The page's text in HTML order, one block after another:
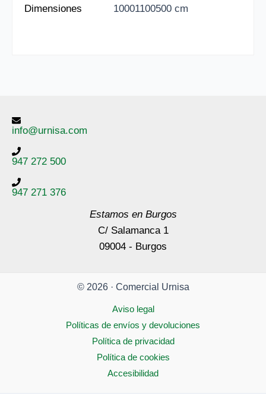
Dimensiones 10001100500 cm
info@urnisa.com
947 272 500
947 271 376
Estamos en Burgos
C/ Salamanca 1
09004 - Burgos
© 2026 · Comercial Urnisa
Aviso legal
Políticas de envíos y devoluciones
Política de privacidad
Política de cookies
Accesibilidad